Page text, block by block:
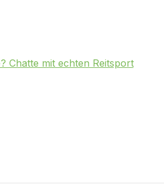
Chatte mit echten Reitsport